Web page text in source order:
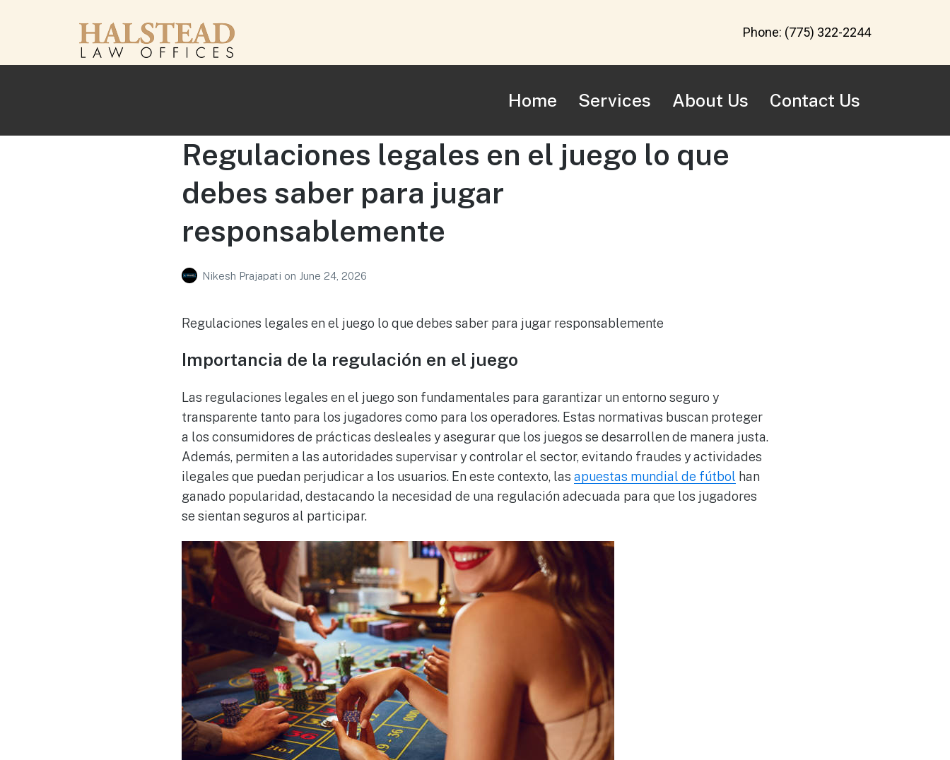
Phone: (775) 322-2244
Home Services About Us Contact Us
Regulaciones legales en el juego lo que
debes saber para jugar
responsablemente
Nikesh Prajapati on June 24, 2026
Regulaciones legales en el juego lo que debes saber para jugar responsablemente
Importancia de la regulación en el juego
Las regulaciones legales en el juego son fundamentales para garantizar un entorno seguro y
transparente tanto para los jugadores como para los operadores. Estas normativas buscan proteger
a los consumidores de prácticas desleales y asegurar que los juegos se desarrollen de manera justa.
Además, permiten a las autoridades supervisar y controlar el sector, evitando fraudes y actividades
ilegales que puedan perjudicar a los usuarios. En este contexto, las apuestas mundial de fútbol han
ganado popularidad, destacando la necesidad de una regulación adecuada para que los jugadores
se sientan seguros al participar.